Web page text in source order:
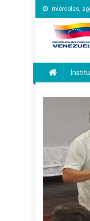
Saltar
al
contenido
miércoles,
Inces